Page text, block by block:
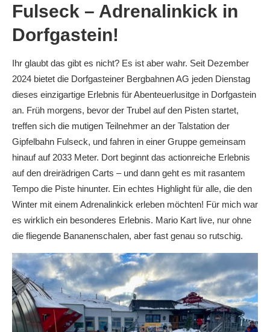
Fulseck – Adrenalinkick in
Dorfgastein!
Ihr glaubt das gibt es nicht? Es ist aber wahr. Seit Dezember
2024 bietet die Dorfgasteiner Bergbahnen AG jeden Dienstag
dieses einzigartige Erlebnis für Abenteuerlusitge in Dorfgastein
an. Früh morgens, bevor der Trubel auf den Pisten startet,
treffen sich die mutigen Teilnehmer an der Talstation der
Gipfelbahn Fulseck, und fahren in einer Gruppe gemeinsam
hinauf auf 2033 Meter. Dort beginnt das actionreiche Erlebnis
auf den dreirädrigen Carts – und dann geht es mit rasantem
Tempo die Piste hinunter. Ein echtes Highlight für alle, die den
Winter mit einem Adrenalinkick erleben möchten! Für mich war
es wirklich ein besonderes Erlebnis. Mario Kart live, nur ohne
die fliegende Bananenschalen, aber fast genau so rutschig.